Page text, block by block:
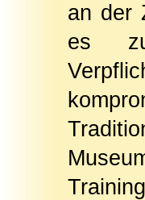
an der
es